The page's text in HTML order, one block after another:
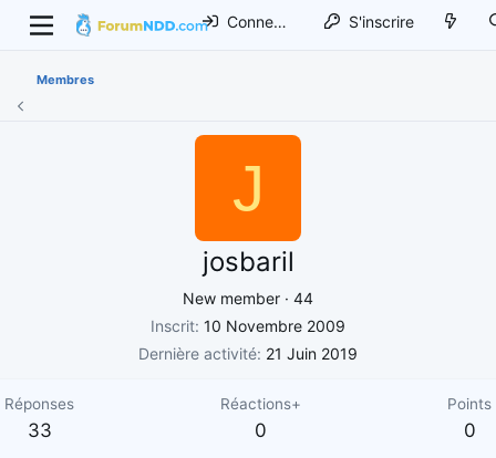
Connexion S'inscrire
Membres
J
josbaril
New member · 44
Inscrit 10 Novembre 2009
Dernière activité 21 Juin 2019
Réponses
33
Réactions+
0
Points
0